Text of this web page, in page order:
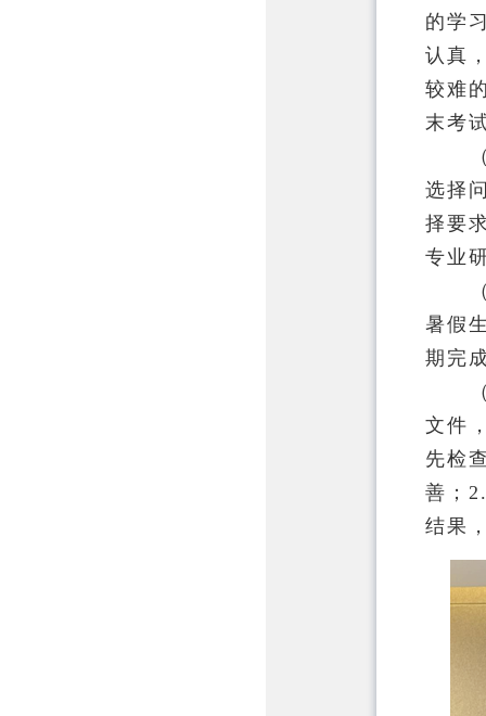
的学
认真
较难
末考
选择
择要
专业
暑假
期完
文件
先检
善；
结果